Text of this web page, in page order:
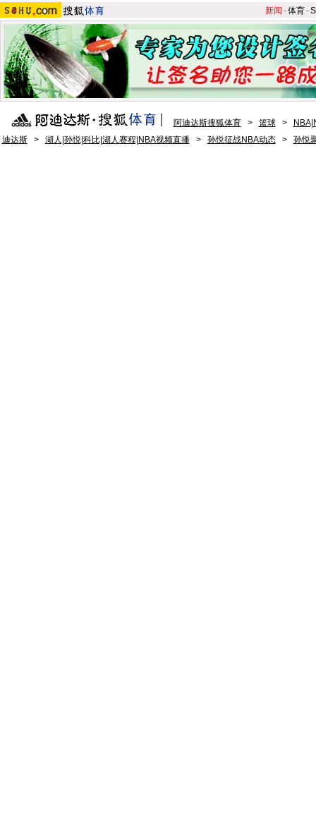
新闻 -体育-S
阿迪达斯搜狐体育 > 篮球 >
迪达斯
> 湖人|孙悦|科比|湖人赛程|NBA视频直播 > 孙悦征战NBA动态 > 孙悦